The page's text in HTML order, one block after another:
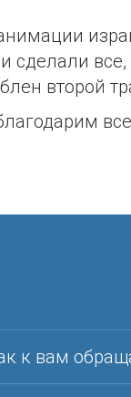
сделали
второй
к вам